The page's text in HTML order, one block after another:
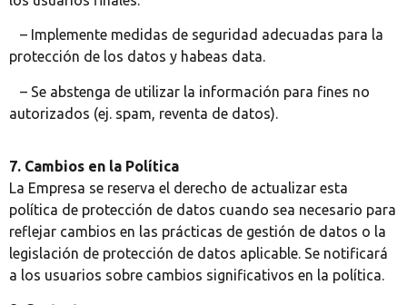
– Implemente medidas de seguridad adecuadas para la
protección de los datos y habeas data.
– Se abstenga de utilizar la información para fines no
autorizados (ej. spam, reventa de datos).
7. Cambios en la Política
La Empresa se reserva el derecho de actualizar esta
política de protección de datos cuando sea necesario para
reflejar cambios en las prácticas de gestión de datos o la
legislación de protección de datos aplicable. Se notificará
a los usuarios sobre cambios significativos en la política.